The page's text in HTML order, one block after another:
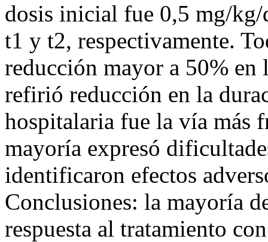
dosis inicial fue 0,5 mg/
t1 y t2, respectivamente.
reducción mayor a 50%
refirió reducción en la
hospitalaria fue la vía más
mayoría expresó
identificaron efectos
Conclusiones: la mayoría
respuesta al tratamiento